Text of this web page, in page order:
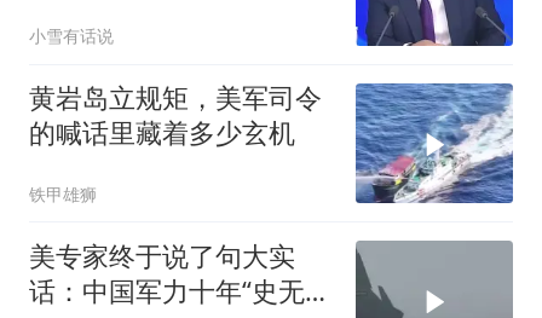
懂了吗
小雪有话说
黄岩岛立规矩，美军司令
的喊话里藏着多少玄机
铁甲雄狮
美专家终于说了句大实
话：中国军力十年“史无前